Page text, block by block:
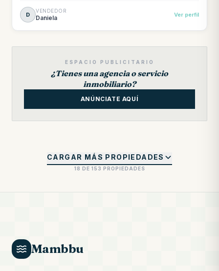
cerro,clínico de 26.
D
VENDEDOR
Daniela Ver perfil
ESPACIO PUBLICITARIO
¿Tienes una agencia o servicio
inmobiliario?
ANÚNCIATE AQUÍ
CARGAR MÁS PROPIEDADES
18 DE 153 PROPIEDADES
Mambbu